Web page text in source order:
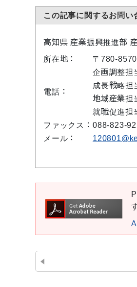
この記事に関するお問い
高知県 産業振興推進部
所在地：
〒780-
電話：
企画調整担
成長戦略担
地域産業担
就職促進担
ファックス： 088-823-
メール：